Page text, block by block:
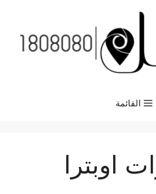
القائمة
اوبترا